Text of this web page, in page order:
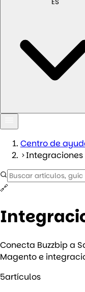
Centro de
Integraciones
🔗
Conecta Buzzbip a
Magento e
5artículos